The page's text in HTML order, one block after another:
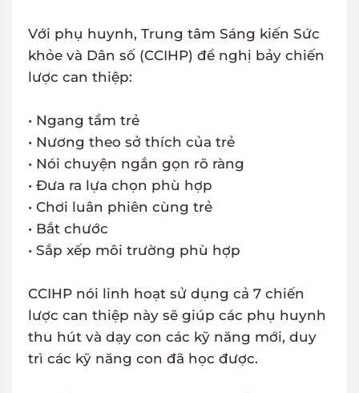
Với phụ huynh, Trung tâm Sáng kiến Sức
khỏe và Dân số (CCIHP) đề nghị bảy chiến
lược can thiệp:
• Ngang tầm trẻ
• Nương theo sở thích của trẻ
• Nói chuyện ngắn gọn rõ ràng
• Đưa ra lựa chọn phù hợp
• Chơi luân phiên cùng trẻ
• Bắt chước
• Sắp xếp môi trường phù hợp
CCIHP nói linh hoạt sử dụng cả 7 chiến
lược can thiệp này sẽ giúp các phụ huynh
thu hút và dạy con các kỹ năng mới, duy
trì các kỹ năng con đã học được.